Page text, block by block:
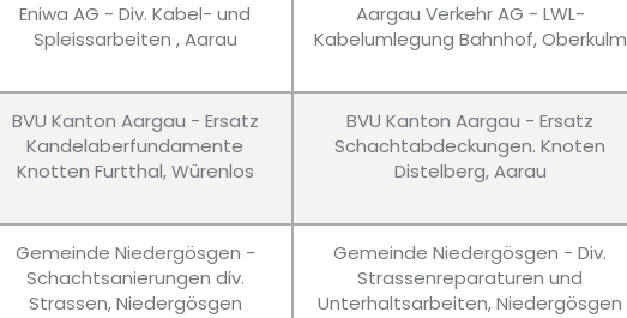
Eniwa AG - Div. Kabel- und
Spleissarbeiten , Aarau
Aargau Verkehr AG - LWL-
Kabelumlegung Bahnhof, Oberkulm
BVU Kanton Aargau - Ersatz
Kandelaberfundamente
Knotten Furtthal, Würenlos
BVU Kanton Aargau - Ersatz
Schachtabdeckungen. Knoten
Distelberg, Aarau
Gemeinde Niedergösgen -
Schachtsanierungen div.
Strassen, Niedergösgen
Gemeinde Niedergösgen - Div.
Strassenreparaturen und
Unterhaltsarbeiten, Niedergösgen